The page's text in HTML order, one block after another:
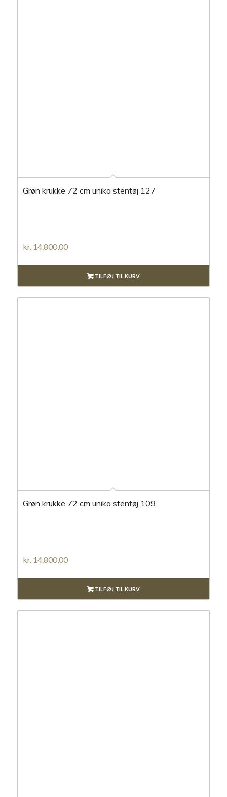
Grøn krukke 72 cm unika stentøj 127
kr.14.800,00
TILFØJ TIL KURV
Grøn krukke 72 cm unika stentøj 109
kr. 14.800,00
TILFØJ TIL KURV